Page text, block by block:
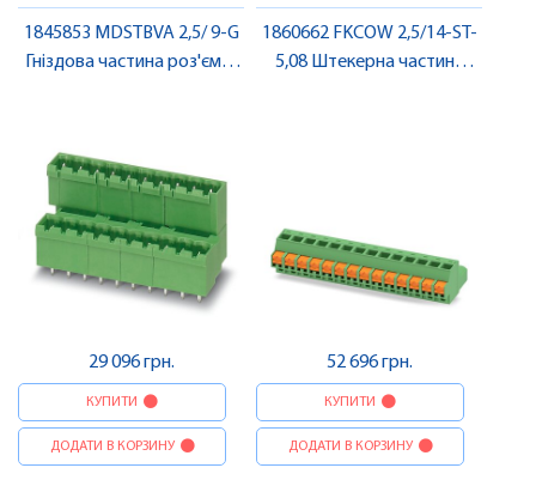
1845853 MDSTBVA 2,5/ 9-G
Гніздова частина роз'єму ,
29 096 грн.
КУПИТИ
ДОДАТИ В КОРЗИНУ
1860662 FKCOW 2,5/14-ST-
5,08 Штекерна частина
52 696 грн.
КУПИТИ
ДОДАТИ В КОРЗИНУ